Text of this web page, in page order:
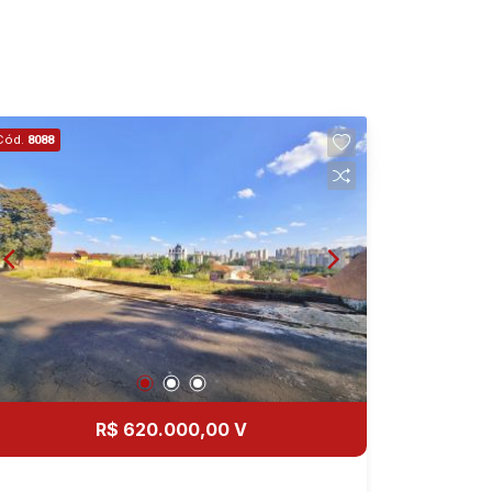
17
Aug/Mon
18
Aug/Tue
19
Aug/Wed
20
18:00
8088
R$ 620.000,00 V